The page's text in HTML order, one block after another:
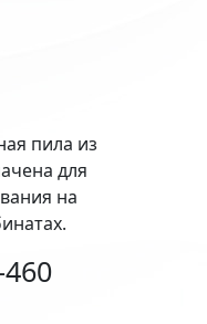
пила из
для
на